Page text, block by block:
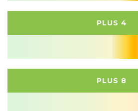
PLUS 4
PLUS 8